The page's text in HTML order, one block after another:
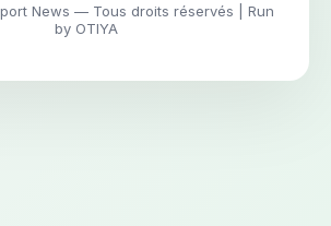
News — Tous droits réservés | Run
by OTIYA